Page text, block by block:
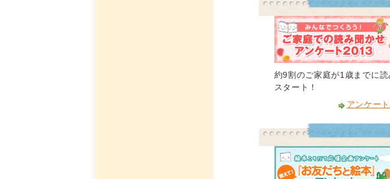
約9割のご家庭が1歳までに読
スタート！
アンケー